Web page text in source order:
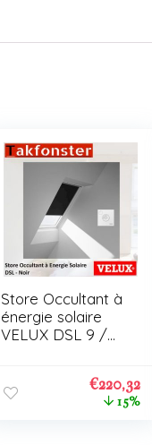
Store Occultant à
énergie solaire
VELUX DSL 9 /
€220,32
15%